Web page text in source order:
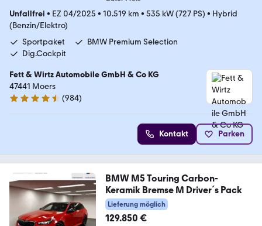
Unfallfrei • EZ 04/2025 • 10.519 km • 535 kW (727 PS) • Hybrid
(Benzin/Elektro)
Sportpaket
BMW Premium Selection
Dig.Cockpit
Fett & Wirtz Automobile GmbH & Co KG
47441 Moers
4.4 Sterne
(984)
Kontakt Parken
BMW M5 Touring Carbon-
Keramik Bremse M Driver´s Pack
Lieferung möglich
129.850 €